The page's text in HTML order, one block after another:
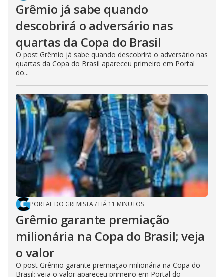
Grêmio já sabe quando
descobrirá o adversário nas
quartas da Copa do Brasil
O post Grêmio já sabe quando descobrirá o adversário nas
quartas da Copa do Brasil apareceu primeiro em Portal
do...
PORTAL DO GREMISTA/ HÁ 11 MINUTOS
Grêmio garante premiação
milionária na Copa do Brasil; veja
o valor
O post Grêmio garante premiação milionária na Copa do
Brasil; veja o valor apareceu primeiro em Portal do